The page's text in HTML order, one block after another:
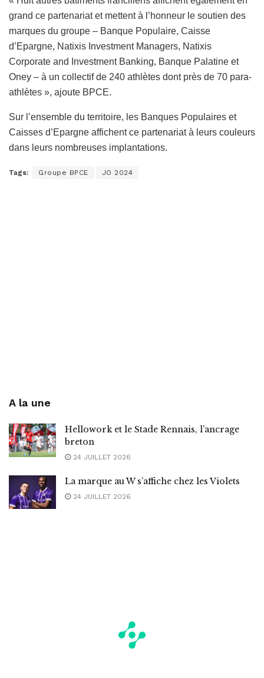
grand ce partenariat et mettent à l’honneur le soutien des
marques du groupe – Banque Populaire, Caisse
d’Epargne, Natixis Investment Managers, Natixis
Corporate and Investment Banking, Banque Palatine et
Oney – à un collectif de 240 athlètes dont près de 70 para-
athlètes », ajoute BPCE.
Sur l’ensemble du territoire, les Banques Populaires et
Caisses d’Epargne affichent ce partenariat à leurs couleurs
dans leurs nombreuses implantations.
Tags: Groupe BPCE JO 2024
A la une
Hellowork et le Stade Rennais, l’ancrage
breton
24 JUILLET 2026
La marque au W s’affiche chez les Violets
24 JUILLET 2026